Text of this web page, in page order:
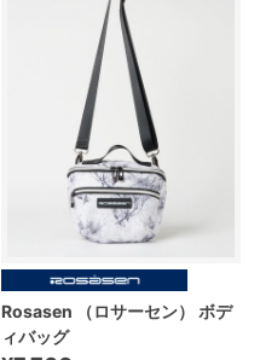
Rosasen （ロサーセン） ボデ
ィバッグ